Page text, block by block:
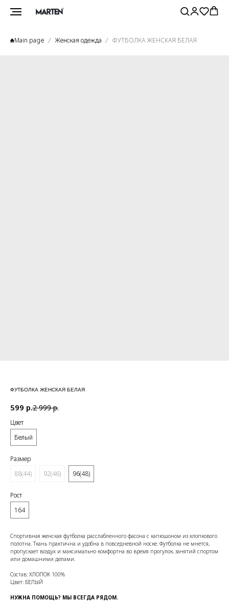
Main page Женская одежда ФУТБОЛКА ЖЕНСКАЯ БЕЛАЯ
ФУТБОЛКА ЖЕНСКАЯ БЕЛАЯ
599 р.2 999 р.
Цвет
Белый
Размер
88(44)
92(46) 96(48)
Рост
164
Спортивная женская футболка расслабленного фасона с капюшоном из хлопкового
полотна. Ткань практична и удобна в повседневной носке. Футболка не мнется,
пропускает воздух и максимально комфортна во время прогулок, занятий спортом
или домашними делами.
Состав: ХЛОПОК 100%
Цвет: БЕЛЫЙ
НУЖНА ПОМОЩЬ? МЫ ВСЕГДА РЯДОМ.